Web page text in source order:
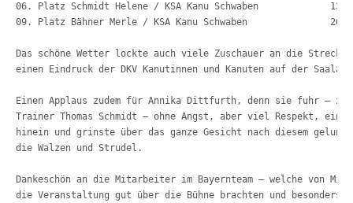
06. Platz Schmidt Helene / KSA Kanu
09. Platz Bähner Merle
Das schöne Wetter lockte auch viele Zuschauer an die
einen Eindruck der DKV Kanutinnen und Kanuten auf der
Einen Applaus zudem für Annika Dittfurth, denn sie fuhr –
Trainer Thomas Schmidt – ohne Angst, aber viel Respekt, ein
hinein und grinste über das ganze Gesicht nach diesem
die Walzen und Strudel.
Dankeschön an die Mitarbeiter im Bayernteam – welche von
die Veranstaltung gut über die Bühne brachten und